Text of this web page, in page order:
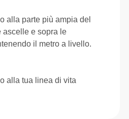
alla parte più ampia del
ascelle e sopra le
il metro a livello.
alla tua linea di vita